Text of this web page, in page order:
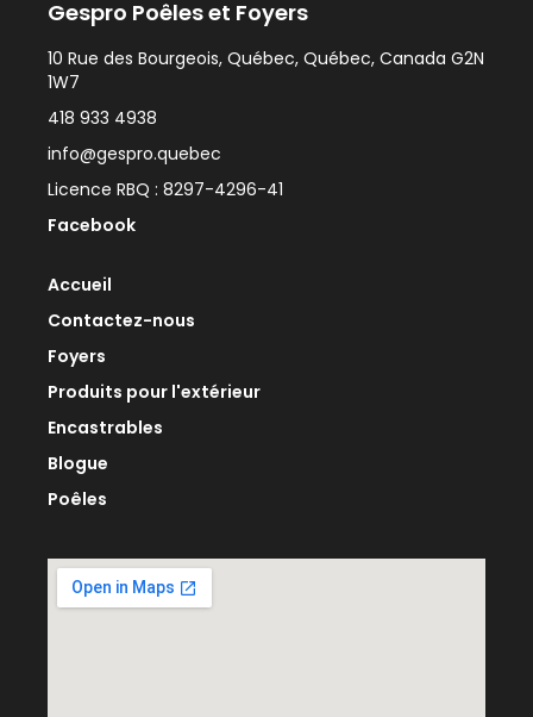
Gespro Poêles et Foyers
10 Rue des Bourgeois, Québec, Québec, Canada G2N
1W7
418 933 4938
info@gespro.quebec
Licence RBQ : 8297-4296-41
Facebook
Accueil
Contactez-nous
Foyers
Produits pour l'extérieur
Encastrables
Blogue
Poêles